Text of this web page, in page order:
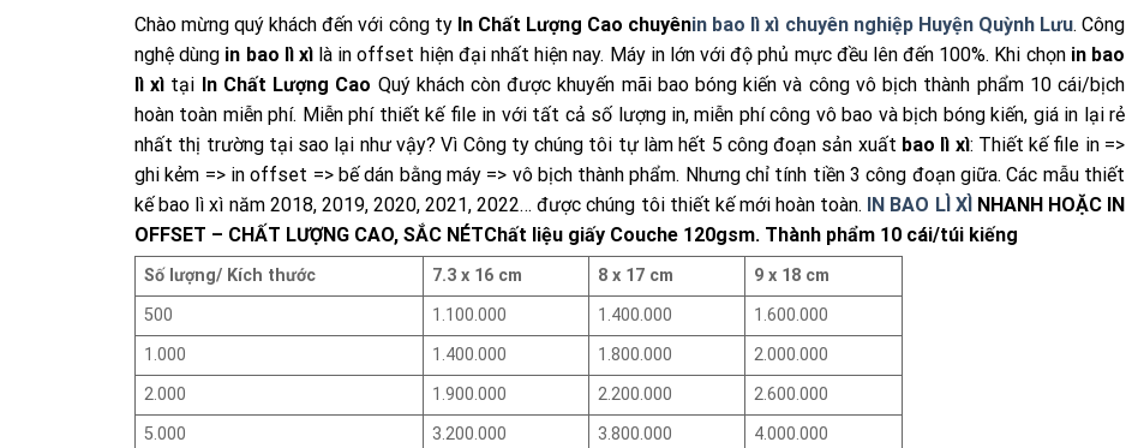
Chào mừng quý khách đến với công ty In Chất Lượng Cao chuyênin bao lì xì chuyên nghiệp Huyện Quỳnh Lưu. Công
nghệ dùng in bao lì xìlà in offset hiện đại nhất hiện nay. Máy in lớn với độ phủ mực đều lên đến 100%. Khi chọn in bao
lì xì tại In Chất Lượng Cao Quý khách còn được khuyến mãi bao bóng kiến và công vô bịch thành phẩm 10 cái/bịch
hoàn toàn miễn phí. Miễn phí thiết kế file in với tất cả số lượng in, miễn phí công vô bao và bịch bóng kiến, giá in lại rẻ
nhất thị trường tại sao lại như vậy? Vì Công ty chúng tôi tự làm hết 5 công đoạn sản xuất bao lì xì: Thiết kế file in =>
ghi kẻm => in offset => bế dán bằng máy => vô bịch thành phẩm. Nhưng chỉ tính tiền 3 công đoạn giữa. Các mẫu thiết
kế bao lì xì năm 2018, 2019, 2020, 2021, 2022… được chúng tôi thiết kế mới hoàn toàn. IN BAO LÌ XÌNHANH HOẶC IN
OFFSET – CHẤT LƯỢNG CAO, SẮC NÉTChất liệu giấy Couche 120gsm. Thành phẩm 10 cái/túi kiếng
Số lượng/ Kích thước 7.3 x 16 cm 8 x 17 cm
9 x 18 cm
500
1.100.000 1.400.000
1.600.000
1.000
1.400.000 1.800.000
2.000.000
2.000
1.900.000 2.200.000
2.600.000
5.000
3.200.000 3.800.000
4.000.000